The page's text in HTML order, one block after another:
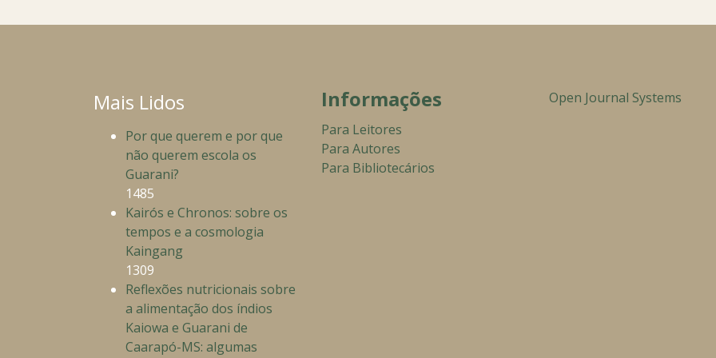
Mais Lidos
Por que querem e por que
não querem escola os
Guarani?
1485
Kairós e Chronos: sobre os
tempos e a cosmologia
Kaingang
1309
Reflexões nutricionais sobre
a alimentação dos índios
Kaiowa e Guarani de
Caarapó-MS: algumas
Informações
Para Leitores
Para Autores
Para Bibliotecários
Open Journal Systems